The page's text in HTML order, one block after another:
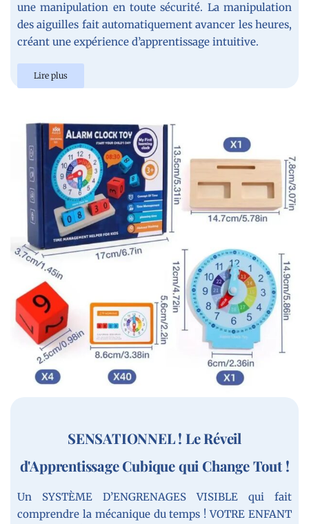
une manipulation en toute sécurité. La manipulation
des aiguilles fait automatiquement avancer les heures,
créant une expérience d’apprentissage intuitive.
Lire plus
SENSATIONNEL ! Le Réveil
d'Apprentissage Cubique qui Change Tout !
Un SYSTÈME D’ENGRENAGES VISIBLE qui fait
comprendre la mécanique du temps ! VOTRE ENFANT